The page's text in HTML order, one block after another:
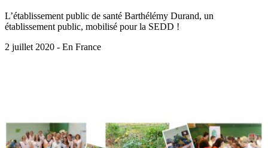
L’établissement public de santé Barthélémy Durand, un
établissement public, mobilisé pour la SEDD !
2 juillet 2020 - En France